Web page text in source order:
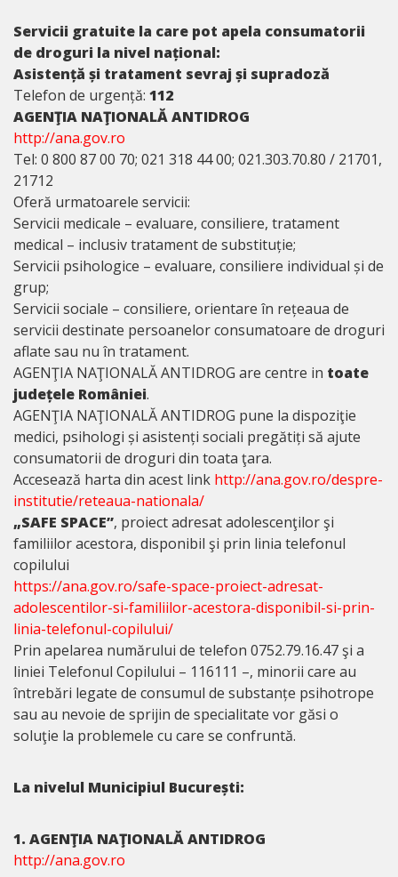
Servicii gratuite la care pot apela consumatorii
de droguri la nivel național:
Asistență și tratament sevraj și supradoză
Telefon de urgență: 112
AGENŢIA NAŢIONALĂ ANTIDROG
http://ana.gov.ro
Tel: 0 800 87 00 70; 021 318 44 00; 021.303.70.80 / 21701,
21712
Oferă urmatoarele servicii:
Servicii medicale – evaluare, consiliere, tratament
medical – inclusiv tratament de substituție;
Servicii psihologice – evaluare, consiliere individual și de
grup;
Servicii sociale – consiliere, orientare în rețeaua de
servicii destinate persoanelor consumatoare de droguri
aflate sau nu în tratament.
AGENŢIA NAŢIONALĂ ANTIDROG are centre in toate
județele României.
AGENŢIA NAŢIONALĂ ANTIDROG pune la dispoziţie
medici, psihologi și asistenți sociali pregătiți să ajute
consumatorii de droguri din toata ţara.
Accesează harta din acest link http://ana.gov.ro/despre-
institutie/reteaua-nationala/
„SAFE SPACE”, proiect adresat adolescenţilor şi
familiilor acestora, disponibil şi prin linia telefonul
copilului
https://ana.gov.ro/safe-space-proiect-adresat-
adolescentilor-si-familiilor-acestora-disponibil-si-prin-
linia-telefonul-copilului/
Prin apelarea numărului de telefon 0752.79.16.47 şi a
liniei Telefonul Copilului – 116111 –, minorii care au
întrebări legate de consumul de substanțe psihotrope
sau au nevoie de sprijin de specialitate vor găsi o
soluţie la problemele cu care se confruntă.
La nivelul Municipiul București:
1. AGENŢIA NAŢIONALĂ ANTIDROG
http://ana.gov.ro